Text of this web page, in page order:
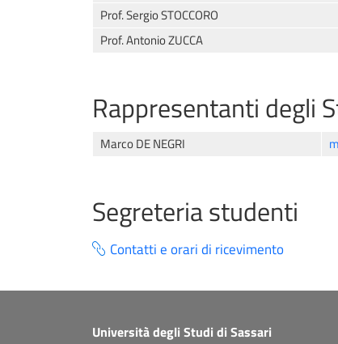
Prof. Sergio STOCCORO
Prof. Antonio ZUCCA
Rappresentanti degli
Marco DE NEGRI
Segreteria studenti
Contatti e orari di ricevimento
Università degli Studi di Sassari